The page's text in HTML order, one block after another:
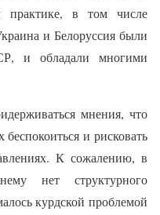
практике, в том числе
и Белоруссия были
и обладали многими
мнения, что
и рисковать
К сожалению, в
нет структурного
курдской проблемой